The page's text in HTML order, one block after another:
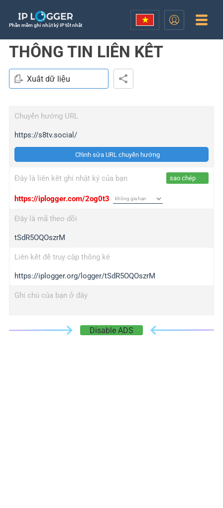
Phần mềm ghi nhật ký IP tốt nhất
THÔNG TIN LIÊN KẾT
Xuất dữ liệu
Chuyển hướng URL
https://s8tv.social/
Chỉnh sửa URL chuyển hướng
Đây là liên kết ghi nhật ký của bạn sao chép
https://iplogger.com/2og0t3
Đây là mã theo dõi
tSdR5OQOszrM
Liên kết để truy cập thống kê
https://iplogger.org/logger/tSdR5OQOszrM
Ghi chú của bạn ở đây
Disable ADS